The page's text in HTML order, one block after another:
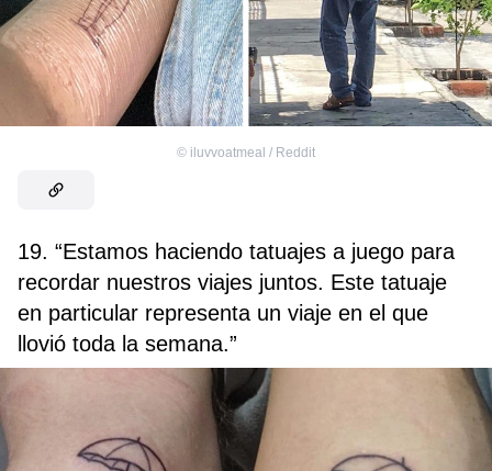
© iluvvoatmeal / Reddit
19. “Estamos haciendo tatuajes a juego para
recordar nuestros viajes juntos. Este tatuaje
en particular representa un viaje en el que
llovió toda la semana.”